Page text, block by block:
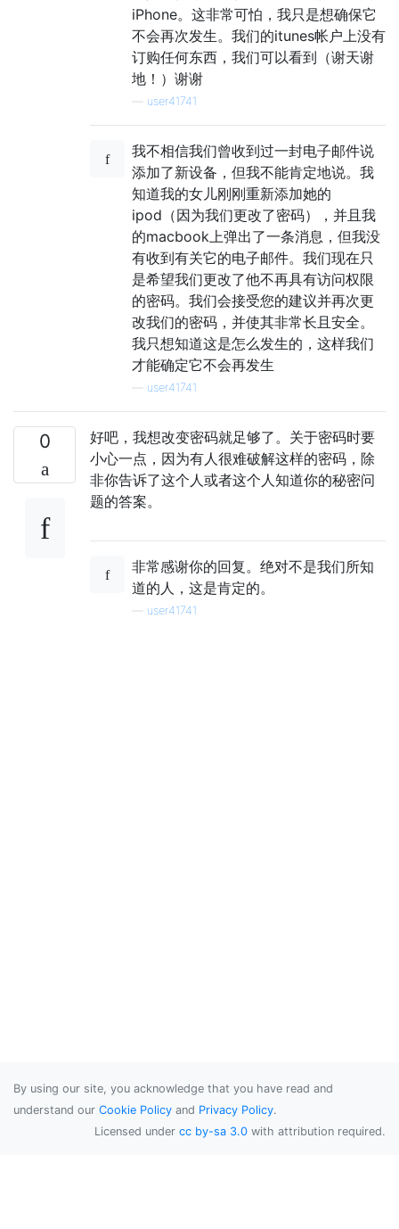
iPhone。这非常可怕，我只是想确保它
不会再次发生。我们的itunes帐户上没有
订购任何东西，我们可以看到（谢天谢
地！）谢谢
user41741
我不相信我们曾收到过一封电子邮件说
添加了新设备，但我不能肯定地说。我
知道我的女儿刚刚重新添加她的
ipod（因为我们更改了密码），并且我
的macbook上弹出了一条消息，但我没
有收到有关它的电子邮件。我们现在只
是希望我们更改了他不再具有访问权限
的密码。我们会接受您的建议并再次更
改我们的密码，并使其非常长且安全。
我只想知道这是怎么发生的，这样我们
才能确定它不会再发生
user41741
0
好吧，我想改变密码就足够了。关于密码时要
小心一点，因为有人很难破解这样的密码，除
非你告诉了这个人或者这个人知道你的秘密问
题的答案。
非常感谢你的回复。绝对不是我们所知
道的人，这是肯定的。
user41741
By using our site, you acknowledge that you have read and
understand our Cookie Policy and Privacy Policy.
Licensed under cc by-sa 3.0 with attribution required.